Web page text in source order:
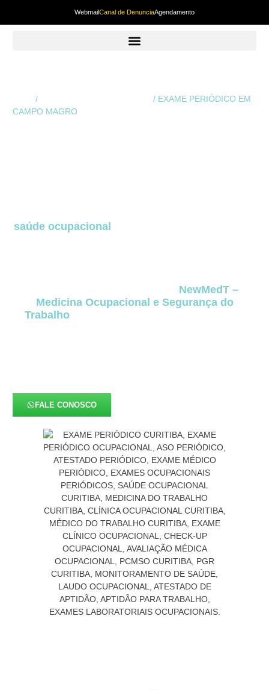
WebmailCanal de DenunciaAgendamento
/
/ EXAME PERIÓDICO EM
CAMPO MAGRO
saúde ocupacional
NewMedT –
Medicina Ocupacional e Segurança do
Trabalho, o
FALE CONOSCO